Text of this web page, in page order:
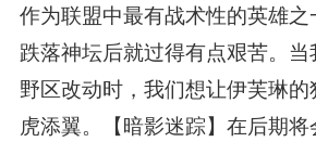
作为联盟中最有战术性的英雄
跌落神坛后就过得有点艰苦。
野区改动时，我们想让伊芙琳
虎添翼。【暗影迷踪】在后期